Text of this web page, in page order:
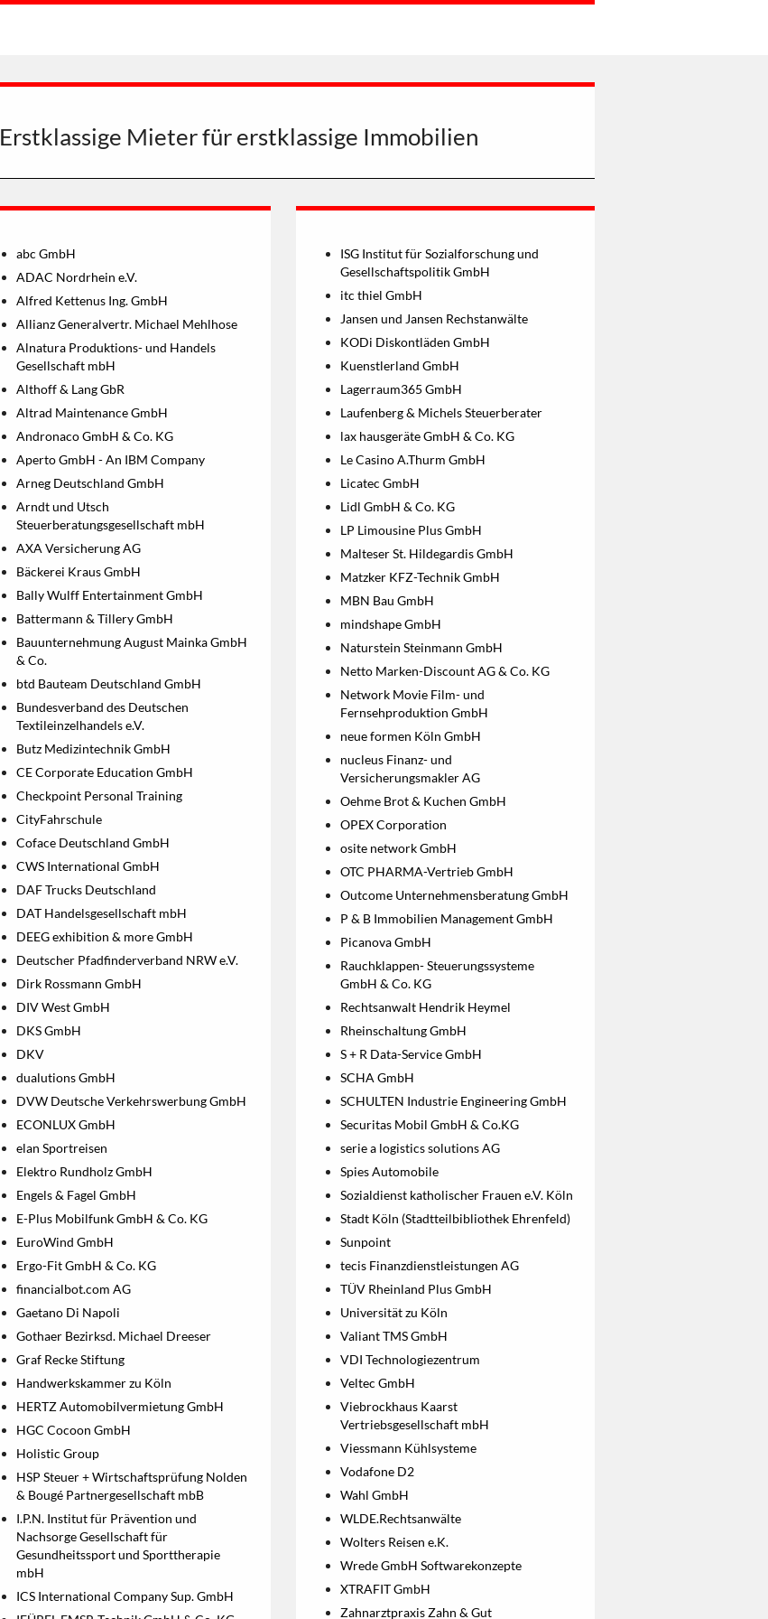
Erstklassige Mieter für erstklassige Immobilien
abc GmbH
ADAC Nordrhein e.V.
Alfred Kettenus Ing. GmbH
Allianz Generalvertr. Michael Mehlhose
Alnatura Produktions- und Handels
Gesellschaft mbH
Althoff & Lang GbR
Altrad Maintenance GmbH
Andronaco GmbH & Co. KG
Aperto GmbH - An IBM Company
Arneg Deutschland GmbH
Arndt und Utsch
Steuerberatungsgesellschaft mbH
AXA Versicherung AG
Bäckerei Kraus GmbH
Bally Wulff Entertainment GmbH
Battermann & Tillery GmbH
Bauunternehmung August Mainka GmbH
& Co.
btd Bauteam Deutschland GmbH
Bundesverband des Deutschen
Textileinzelhandels e.V.
Butz Medizintechnik GmbH
CE Corporate Education GmbH
Checkpoint Personal Training
CityFahrschule
Coface Deutschland GmbH
CWS International GmbH
DAF Trucks Deutschland
DAT Handelsgesellschaft mbH
DEEG exhibition & more GmbH
Deutscher Pfadfinderverband NRW e.V.
Dirk Rossmann GmbH
DIV West GmbH
DKS GmbH
DKV
dualutions GmbH
DVW Deutsche Verkehrswerbung GmbH
ECONLUX GmbH
elan Sportreisen
Elektro Rundholz GmbH
Engels & Fagel GmbH
E-Plus Mobilfunk GmbH & Co. KG
EuroWind GmbH
Ergo-Fit GmbH & Co. KG
financialbot.com AG
Gaetano Di Napoli
Gothaer Bezirksd. Michael Dreeser
Graf Recke Stiftung
Handwerkskammer zu Köln
HERTZ Automobilvermietung GmbH
HGC Cocoon GmbH
Holistic Group
HSP Steuer + Wirtschaftsprüfung Nolden
& Bougé Partnergesellschaft mbB
I.P.N. Institut für Prävention und
Nachsorge Gesellschaft für
Gesundheitssport und Sporttherapie
mbH
ICS International Company Sup. GmbH
ISG Institut für Sozialforschung und
Gesellschaftspolitik GmbH
itc thiel GmbH
Jansen und Jansen Rechstanwälte
KODi Diskontläden GmbH
Kuenstlerland GmbH
Lagerraum365 GmbH
Laufenberg & Michels Steuerberater
lax hausgeräte GmbH & Co. KG
Le Casino A.Thurm GmbH
Licatec GmbH
Lidl GmbH & Co. KG
LP Limousine Plus GmbH
Malteser St. Hildegardis GmbH
Matzker KFZ-Technik GmbH
MBN Bau GmbH
mindshape GmbH
Naturstein Steinmann GmbH
Netto Marken-Discount AG & Co. KG
Network Movie Film- und
Fernsehproduktion GmbH
neue formen Köln GmbH
nucleus Finanz- und
Versicherungsmakler AG
Oehme Brot & Kuchen GmbH
OPEX Corporation
osite network GmbH
OTC PHARMA-Vertrieb GmbH
Outcome Unternehmensberatung GmbH
P & B Immobilien Management GmbH
Picanova GmbH
Rauchklappen- Steuerungssysteme
GmbH & Co. KG
Rechtsanwalt Hendrik Heymel
Rheinschaltung GmbH
S + R Data-Service GmbH
SCHA GmbH
SCHULTEN Industrie Engineering GmbH
Securitas Mobil GmbH & Co.KG
serie a logistics solutions AG
Spies Automobile
Sozialdienst katholischer Frauen e.V. Köln
Stadt Köln (Stadtteilbibliothek Ehrenfeld)
Sunpoint
tecis Finanzdienstleistungen AG
TÜV Rheinland Plus GmbH
Universität zu Köln
Valiant TMS GmbH
VDI Technologiezentrum
Veltec GmbH
Viebrockhaus Kaarst
Vertriebsgesellschaft mbH
Viessmann Kühlsysteme
Vodafone D2
Wahl GmbH
WLDE.Rechtsanwälte
Wolters Reisen e.K.
Wrede GmbH Softwarekonzepte
XTRAFIT GmbH
Zahnarztpraxis Zahn & Gut